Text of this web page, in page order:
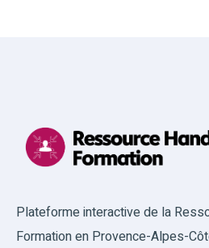
Plateforme interactive de la
Formation en Provence-Alpes-